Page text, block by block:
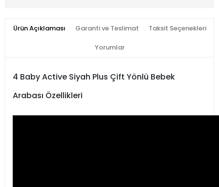
Ürün Açıklaması Garanti ve Teslimat Taksit Seçenekleri
Yorumlar
4 Baby Active Siyah Plus Çift Yönlü Bebek
Arabası Özellikleri